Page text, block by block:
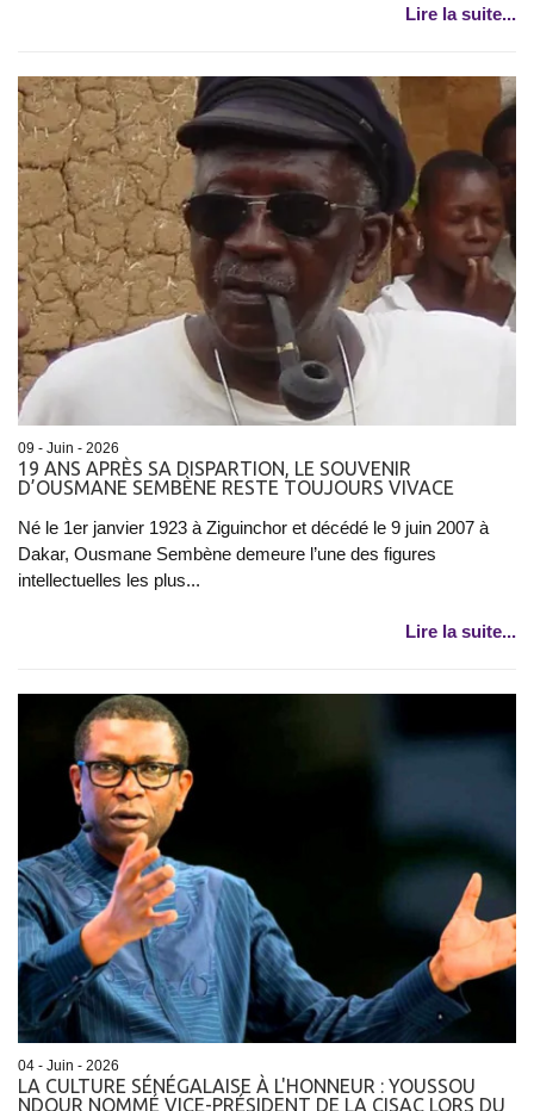
Lire la suite...
09 - Juin - 2026
19 ANS APRÈS SA DISPARTION, LE SOUVENIR
D’OUSMANE SEMBÈNE RESTE TOUJOURS VIVACE
Né le 1er janvier 1923 à Ziguinchor et décédé le 9 juin 2007 à
Dakar, Ousmane Sembène demeure l’une des figures
intellectuelles les plus...
Lire la suite...
04 - Juin - 2026
LA CULTURE SÉNÉGALAISE À L'HONNEUR : YOUSSOU
NDOUR NOMMÉ VICE-PRÉSIDENT DE LA CISAC LORS DU